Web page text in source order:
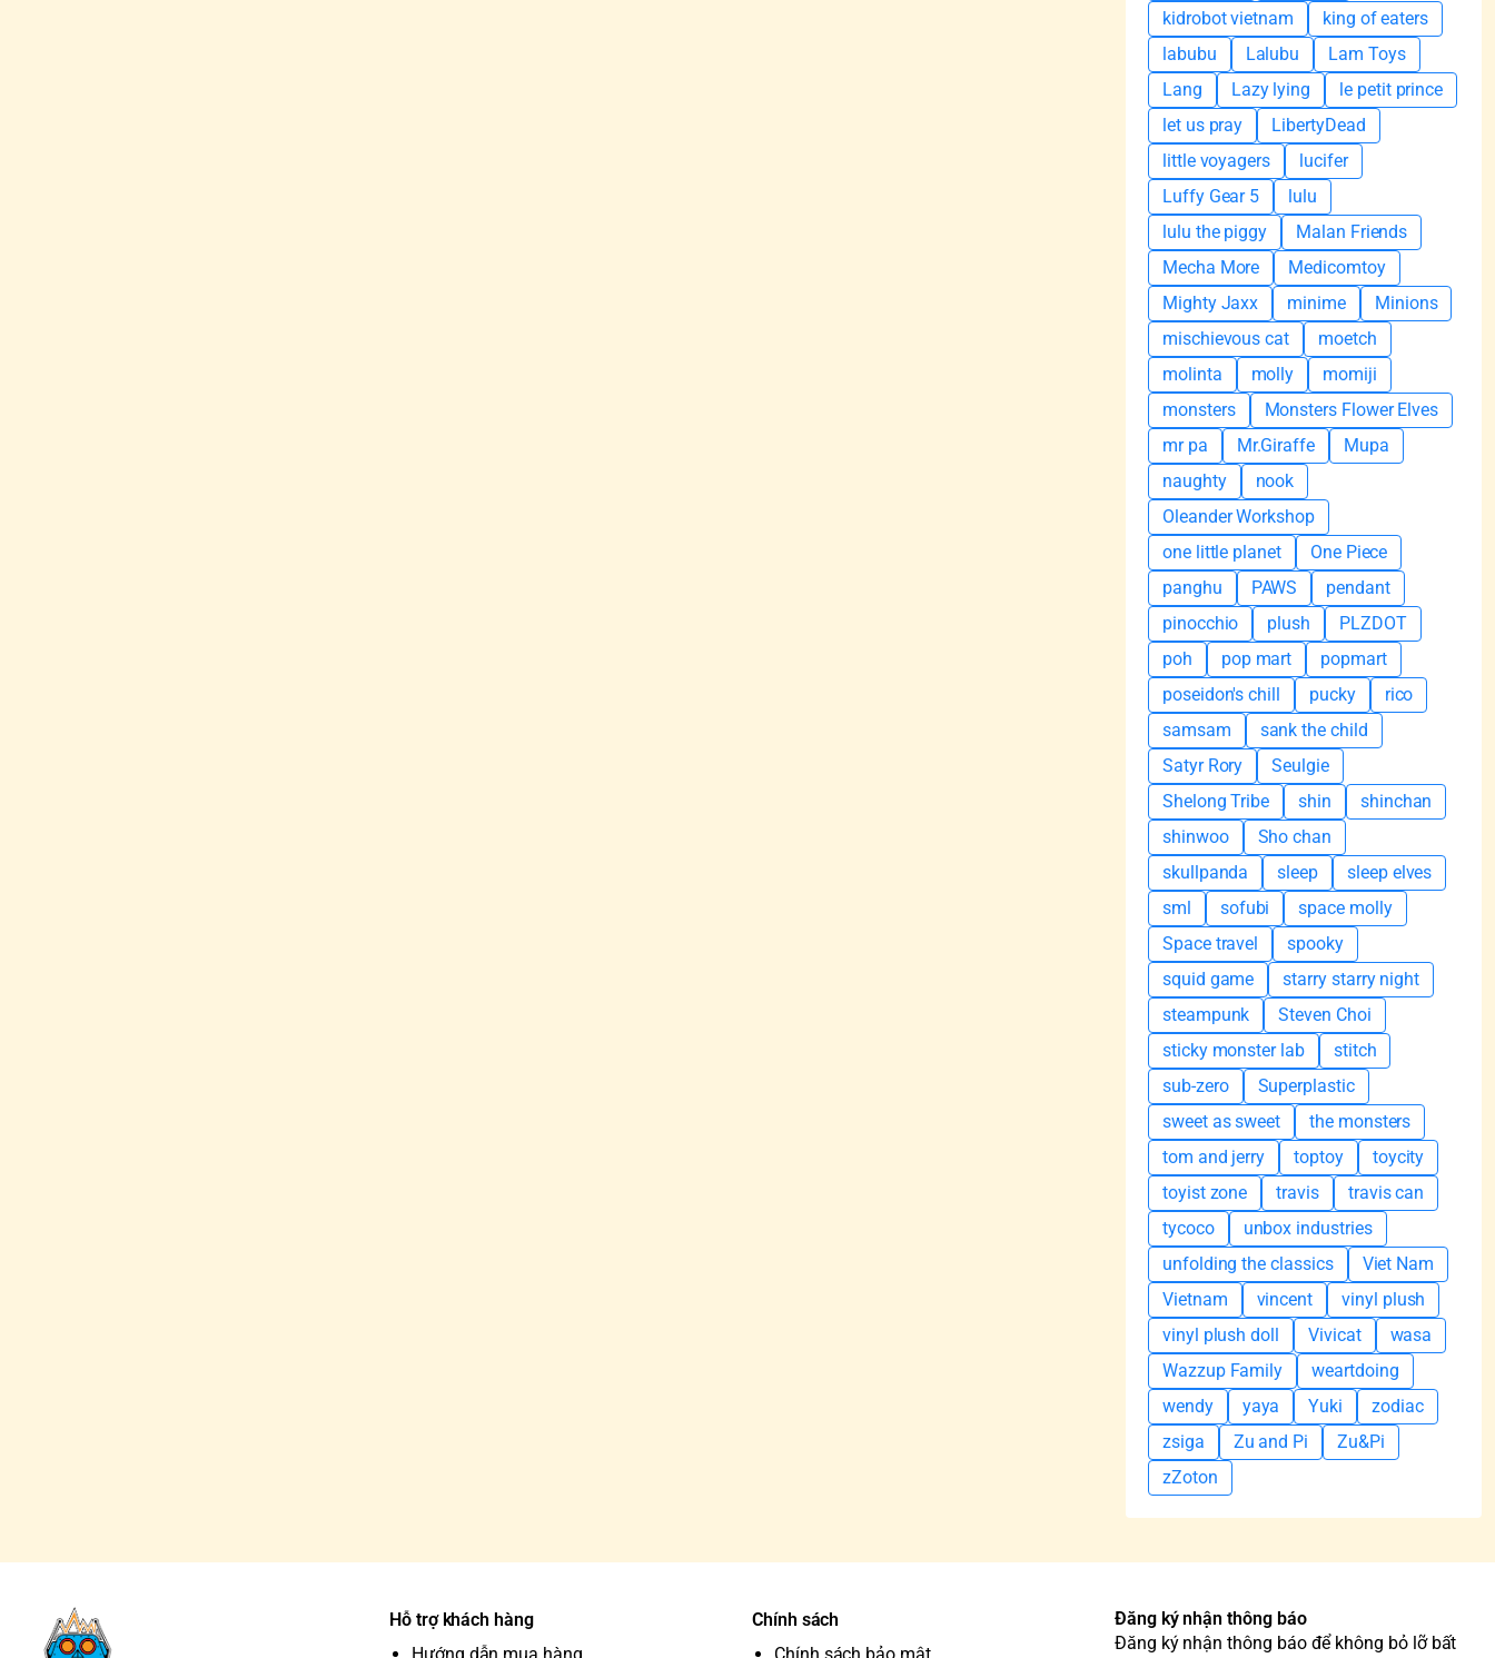
kidrobot vietnam
king of eaters
labubu
Lalubu
Lam Toys
Lang
Lazy lying
le petit prince
let us pray
LibertyDead
little voyagers
lucifer
Luffy Gear 5
lulu
lulu the piggy
Malan Friends
Mecha More
Medicomtoy
Mighty Jaxx
minime
Minions
mischievous cat
moetch
molinta
molly
momiji
monsters
Monsters Flower Elves
mr pa
Mr.Giraffe
Mupa
naughty
nook
Oleander Workshop
one little planet
One Piece
panghu
PAWS
pendant
pinocchio
plush
PLZDOT
poh
pop mart
popmart
poseidon's chill
pucky
rico
samsam
sank the child
Satyr Rory
Seulgie
Shelong Tribe
shin
shinchan
shinwoo
Sho chan
skullpanda
sleep
sleep elves
sml
sofubi
space molly
Space travel
spooky
squid game
starry starry night
steampunk
Steven Choi
sticky monster lab
stitch
sub-zero
Superplastic
sweet as sweet
the monsters
tom and jerry
toptoy
toycity
toyist zone
travis
travis can
tycoco
unbox industries
unfolding the classics
Viet Nam
Vietnam
vincent
vinyl plush
vinyl plush doll
Vivicat
wasa
Wazzup Family
weartdoing
wendy
yaya Yuki
zodiac
zsiga
Zu and Pi
Zu&Pi
zZoton
Hỗ trợ khách hàng
Chính sách
Đăng ký nhận thông báo
Đăng ký nhận thông báo để không bỏ lỡ bất